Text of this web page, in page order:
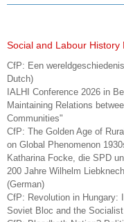
Social and Labour History
CfP: Een
Dutch)
IALHI Conference 2026 in
Maintaining Relations
Communities"
CfP: The Golden Age of
on Global Phenomenon
Katharina Focke, die SPD
200 Jahre Wilhelm
(German)
CfP: Revolution in Hungary:
Soviet Bloc and the